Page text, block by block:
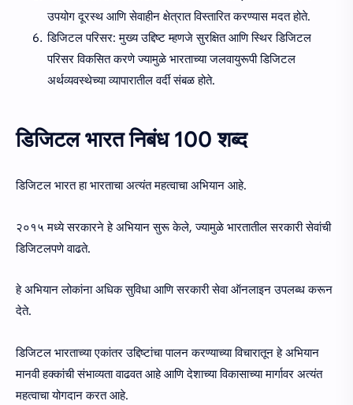
उपयोग दूरस्थ आणि सेवाहीन क्षेत्रात विस्तारित करण्यास मदत होते.
डिजिटल परिसर: मुख्य उद्दिष्ट म्हणजे सुरक्षित आणि स्थिर डिजिटल
परिसर विकसित करणे ज्यामुळे भारताच्या जलवायुरूपी डिजिटल
अर्थव्यवस्थेच्या व्यापारातील वर्दी संबळ होते.
डिजिटल भारत निबंध 100 शब्द
डिजिटल भारत हा भारताचा अत्यंत महत्वाचा अभियान आहे.
२०१५ मध्ये सरकारने हे अभियान सुरू केले, ज्यामुळे भारतातील सरकारी सेवांची
डिजिटलपणे वाढते.
हे अभियान लोकांना अधिक सुविधा आणि सरकारी सेवा ऑनलाइन उपलब्ध करून
देते.
डिजिटल भारताच्या एकांतर उद्दिष्टांचा पालन करण्याच्या विचारातून हे अभियान
मानवी हक्कांची संभाव्यता वाढवत आहे आणि देशाच्या विकासाच्या मार्गावर अत्यंत
महत्वाचा योगदान करत आहे.